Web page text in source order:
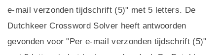
e-mail verzonden tijdschrift (5)" met 5 letters. De
Dutchkeer Crossword Solver heeft antwoorden
gevonden voor "Per e-mail verzonden tijdschrift (5)"